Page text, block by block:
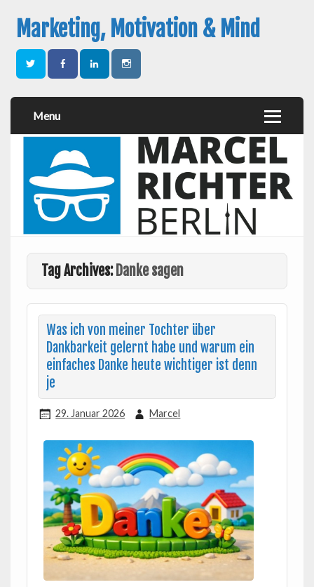
Marketing, Motivation & Mind
Menu
Tag Archives: Danke sagen
Was ich von meiner Tochter über
Dankbarkeit gelernt habe und warum ein
einfaches Danke heute wichtiger ist denn
je
29. Januar 2026 Marcel